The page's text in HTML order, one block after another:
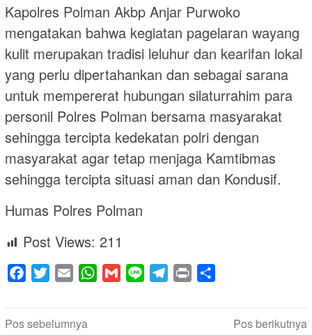
Kapolres Polman Akbp Anjar Purwoko
mengatakan bahwa kegiatan pagelaran wayang
kulit merupakan tradisi leluhur dan kearifan lokal
yang perlu dipertahankan dan sebagai sarana
untuk mempererat hubungan silaturrahim para
personil Polres Polman bersama masyarakat
sehingga tercipta kedekatan polri dengan
masyarakat agar tetap menjaga Kamtibmas
sehingga tercipta situasi aman dan Kondusif.
Humas Polres Polman
Post Views: 211
Facebook
Twitter Email WhatsApp
Gmail Line Telegram
Print
Navigasi
Pos sebelumnya
Pos berikutnya